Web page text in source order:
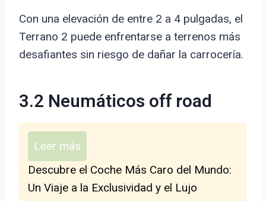
Con una elevación de entre 2 a 4 pulgadas, el
Terrano 2 puede enfrentarse a terrenos más
desafiantes sin riesgo de dañar la carrocería.
3.2 Neumáticos off road
Leer más
Descubre el Coche Más Caro del Mundo:
Un Viaje a la Exclusividad y el Lujo